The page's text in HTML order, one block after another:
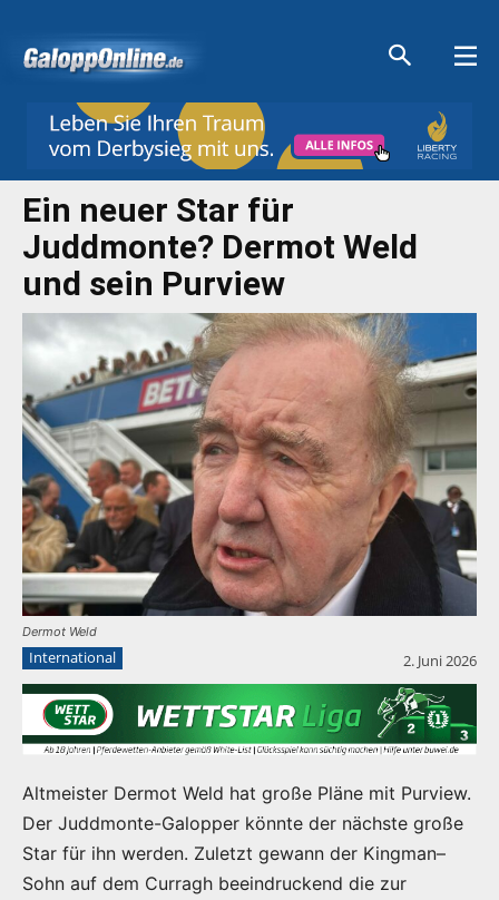
Ein neuer Star für
Juddmonte? Dermot Weld
und sein Purview
Dermot Weld
International 2. Juni 2026
Altmeister Dermot Weld hat große Pläne mit Purview.
Der Juddmonte-Galopper könnte der nächste große
Star für ihn werden. Zuletzt gewann der Kingman–
Sohn auf dem Curragh beeindruckend die zur